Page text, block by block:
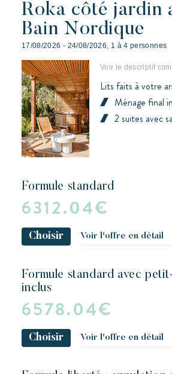
Roka côté jardin
Bain Nordique
17/08/2026 - 24/08/2026, 1 à 4 personnes
Voir le descriptif
Lits faits à votre
Ménage final
2 suites avec
formule standard
6312.04€
Choisir Voir l'offre en détail
formule standard avec petit-déjeuner
inclus
6578.04€
Choisir Voir l'offre en détail